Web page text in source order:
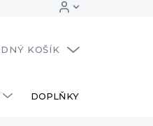
NÁKUPNÍ
KOŠÍK
DOPLŇKY